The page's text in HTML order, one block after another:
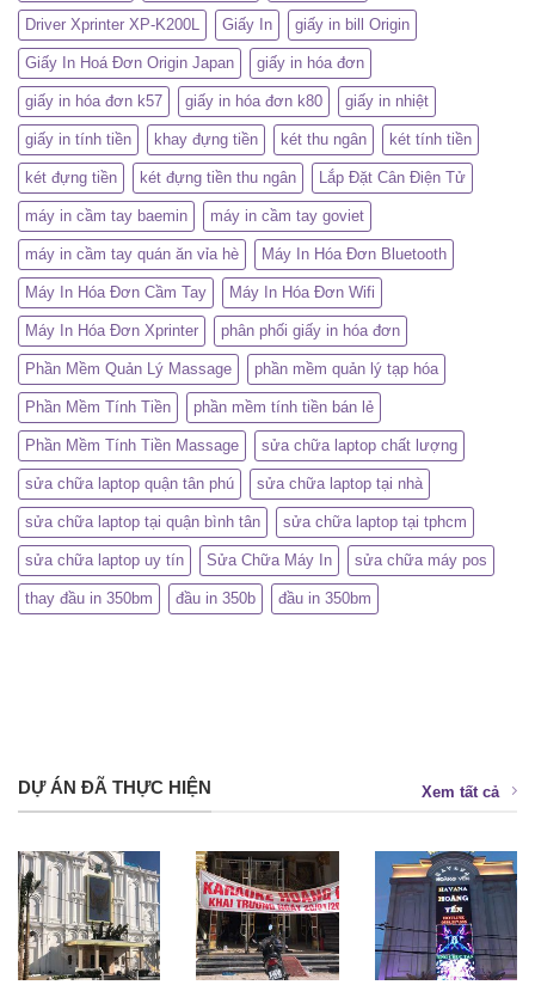
Driver Xprinter XP-K200L Giấy In giấy in bill Origin
Giấy In Hoá Đơn Origin Japan giấy in hóa đơn
giấy in hóa đơn k57 giấy in hóa đơn k80 giấy in nhiệt
giấy in tính tiền khay đựng tiền két thu ngân két tính tiền
két đựng tiền két đựng tiền thu ngân Lắp Đặt Cân Điện Tử
máy in cầm tay baemin máy in cầm tay goviet
máy in cầm tay quán ăn vỉa hè Máy In Hóa Đơn Bluetooth
Máy In Hóa Đơn Cầm Tay Máy In Hóa Đơn Wifi
Máy In Hóa Đơn Xprinter phân phối giấy in hóa đơn
Phần Mềm Quản Lý Massage phần mềm quản lý tạp hóa
Phần Mềm Tính Tiền phần mềm tính tiền bán lẻ
Phần Mềm Tính Tiền Massage sửa chữa laptop chất lượng
sửa chữa laptop quận tân phú sửa chữa laptop tại nhà
sửa chữa laptop tại quận bình tân sửa chữa laptop tại tphcm
sửa chữa laptop uy tín Sửa Chữa Máy In sửa chữa máy pos
thay đầu in 350bm đầu in 350b đầu in 350bm
DỰ ÁN ĐÃ THỰC HIỆN Xem tất cả